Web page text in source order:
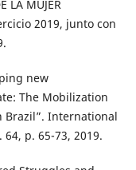
LA MUJER
2019, junto con
new
The Mobilization
Brazil”. International
p. 65-73, 2019.